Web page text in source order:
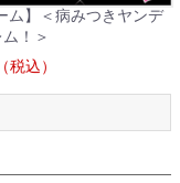
ム】＜病みつきヤンデ
！＞
税込）